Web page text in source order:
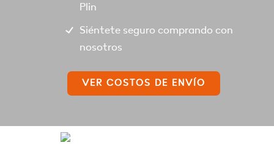
Plin
Siéntete seguro comprando con
nosotros
VER COSTOS DE ENVÍO